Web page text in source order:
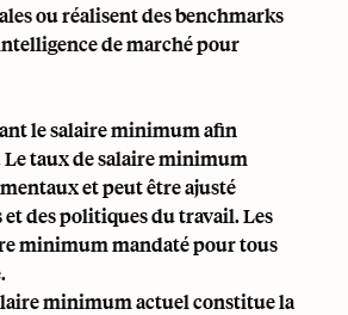
ou réalisent des benchmarks
de marché pour
le salaire minimum afin
Le taux de salaire minimum
et peut être ajusté
des politiques du travail. Les
minimum mandaté pour tous
minimum actuel constitue la